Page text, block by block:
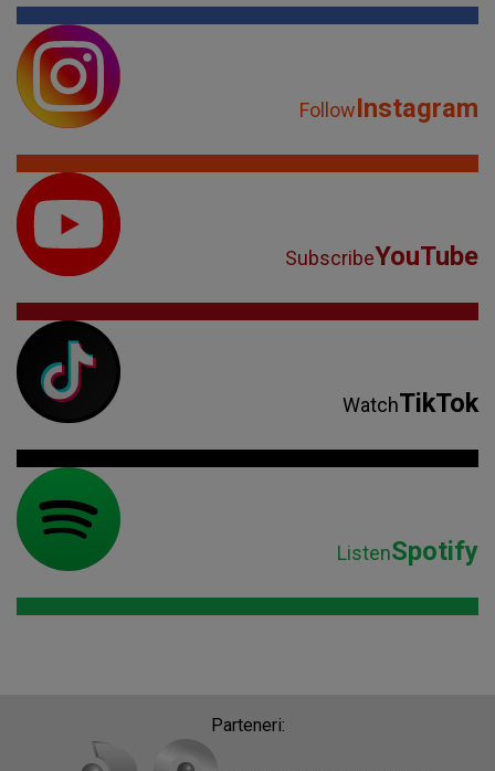
FollowInstagram
SubscribeYouTube
WatchTikTok
ListenSpotify
Parteneri: